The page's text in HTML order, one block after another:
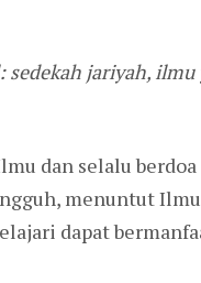
sedekah jariyah,
dan selalu
menuntut
dapat